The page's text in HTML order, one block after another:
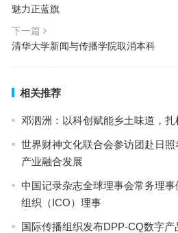
魅力正蓝旗
下一篇
清华大学新闻与传播学院取消本科
相关推荐
邓泗洲：以科创赋能乡土味道，
世界财神文化联合会参访团赴日
产业融合发展
中国记录杂志全球理事会常务理
组织（ICO）理事
国际传播组织发布DPP-CQ数字